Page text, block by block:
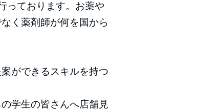
ております。お薬や
く薬剤師が何を国から
ができるスキルを持つ
学生の皆さんへ店舗見